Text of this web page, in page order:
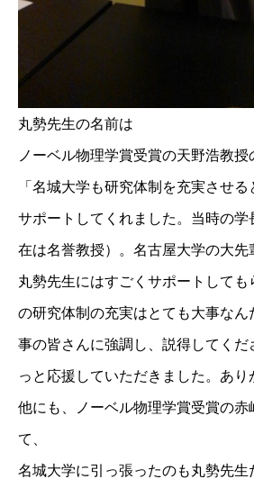
丸勢先生の名前は
ノーベル物理学賞受賞の天野浩教授
「名城大学も研究体制を充実させる
サポートしてくれました。当時の学
在は名誉教授）。名古屋大学の大先
丸勢先生にはすごくサポートして
の研究体制の充実はとても大事なん
事の皆さんに強調し、説得してくだ
っと応援していただきました。あり
他にも、ノーベル物理学賞受賞の赤
て、
名城大学に引っ張ったのも丸勢先生